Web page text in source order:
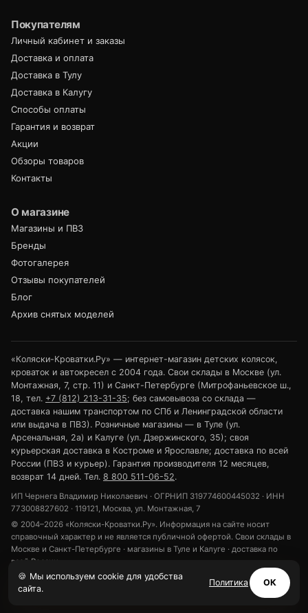
Покупателям
Личный кабинет и заказы
Доставка и оплата
Доставка в Тулу
Доставка в Калугу
Способы оплаты
Гарантия и возврат
Акции
Обзоры товаров
Контакты
О магазине
Магазины и ПВЗ
Бренды
Фотогалерея
Отзывы покупателей
Блог
Архив снятых моделей
«Коляски-Кроватки.Ру» — интернет-магазин детских колясок,
кроваток и автокресел с 2004 года. Свои склады в Москве (ул.
Монтажная, 7, стр. 11) и Санкт-Петербурге (Митрофаньевское ш.,
18, тел. +7 (812) 213-31-35; без самовывоза со склада —
доставка нашим транспортом по СПб и Ленинградской области
или выдача в ПВЗ). Розничные магазины — в Туле (ул.
Арсенальная, 2а) и Калуге (ул. Дзержинского, 35); своя
курьерская доставка в Костроме и Ярославле; доставка по всей
России (ПВЗ и курьер). Гарантия производителя 12 месяцев,
возврат 14 дней. Тел. 8 800 511-06-52.
ИП Чернега Владимир Николаевич · ОГРНИП 319774600445032 · ИНН
773008827602 · 119121, Москва, ул. Монтажная, 7
© 2004–2026 «Коляски-Кроватки.Ру». Информация на сайте носит
справочный характер и не является публичной офертой. Свои склады в
Москве и Санкт-Петербурге · магазины в Туле и Калуге · доставка по
всей России.
Политика конфиденциальностиОбработка персональных данных
Использование cookie
🍪 Мы используем cookie для удобства
сайта.
Политика ОК